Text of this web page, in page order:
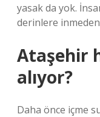
yasak da yok.
derinlere
Ataşehir
alıyor?
Daha önce içme